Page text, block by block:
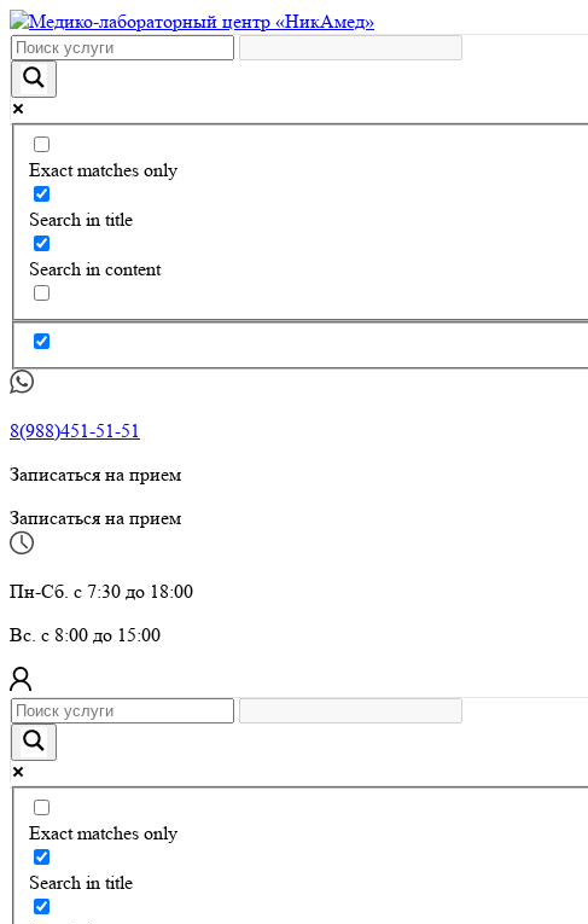
Exact matches only
Search in title
Search in content
8(988)451-51-51
Записаться на прием
Записаться на прием
Пн-Сб. с 7:30 до 18:00
Вс. с 8:00 до 15:00
Exact matches only
Search in title